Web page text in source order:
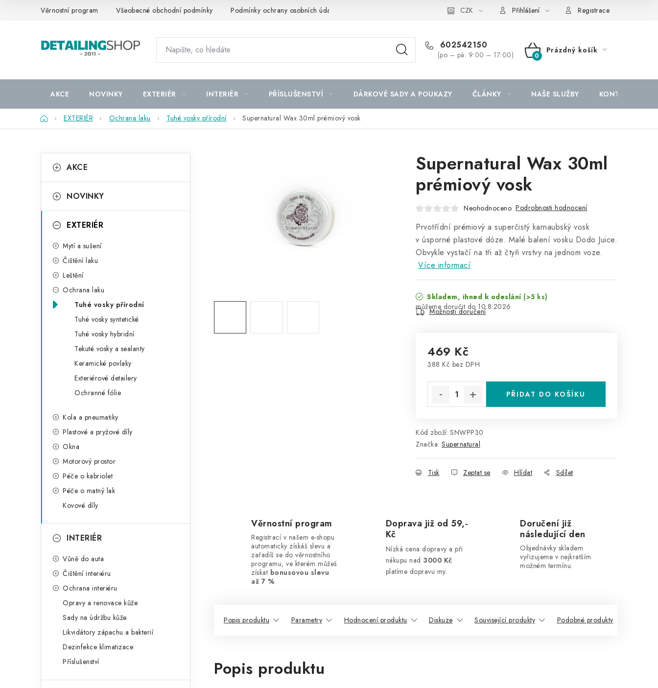
Věrnostní program Všeobecné obchodní podmínky Podmínky ochrany osobních údajů CZK Přihlášení Registrace
602542150
(po – pá: 9:00 – 17:00)
NÁKUPNÍ
Prázdný košík
AKCE NOVINKY EXTERIÉR INTERIÉR PŘÍSLUŠENSTVÍ DÁRKOVÉ SADY A POUKAZY ČLÁNKY NAŠE SLUŽBY KONTAKTY
DomůEXTERIÉR Ochrana laku Tuhé vosky přírodní Supernatural Wax 30ml prémiový vosk
o
t
kategorie
a
e
AKCE
NOVINKY
EXTERIÉR
Mytí a sušení
Čištění laku
Leštění
Ochrana laku
Tuhé vosky přírodní
Tuhé vosky syntetické
Tuhé vosky hybridní
Tekuté vosky a sealanty
Keramické povlaky
Exteriérové detailery
Ochranné fólie
Kola a pneumatiky
Plastové a pryžové díly
Okna
Motorový prostor
Péče o kabriolet
Péče o matný lak
Kovové díly
INTERIÉR
Vůně do auta
Čištění interiéru
Ochrana interiéru
Opravy a renovace kůže
Sady na údržbu kůže
Likvidátory zápachu a bakterií
Dezinfekce klimatizace
Příslušenství
Supernatural Wax 30ml
prémiový vosk
Neohodnoceno Podrobnosti hodnocení
Prvotřídní prémiový a superčistý karnaubský vosk
v úsporné plastové dóze. Malé balení vosku Dodo Juice.
Obvykle vystačí na tři až čtyři vrstvy na jednom voze.
Více informací
Skladem, ihned k odeslání (>5 ks)
10.8.2026
Možnosti doručení
469 Kč
388 Kč bez DPH
PŘIDAT DO KOŠÍKU
Kód zboží: SNWPP30
Značka: Supernatural
Tisk Zeptat se Hlídat Sdílet
Věrnostní program
Registrací v našem e-shopu
automaticky získáš slevu a
zařadíš se do věrnostního
programu, ve kterém můžeš
získat bonusovou slevu
až 7 %.
Doprava již od 59,-
Kč
Nízká cena dopravy a při
nákupu nad 3000 Kč
platíme dopravu my.
Doručení již
následující den
Objednávky skladem
vyřizujeme v nejkratším
možném termínu.
Popis produktu Parametry Hodnocení produktu Diskuze Související produkty Podobné produkty
Popis produktu